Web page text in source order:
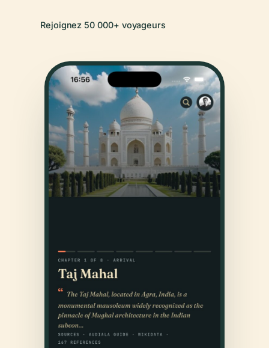
Rejoignez 50 000+ voyageurs